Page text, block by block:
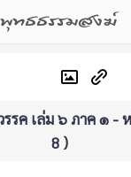
พุทธธรรมสงฆ์
รค เล่ม ๖ ภาค ๑ -
8 )